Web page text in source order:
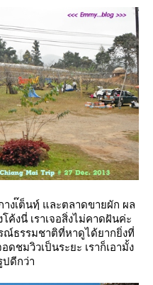
งเ๊ต็นทฺ์ และตลาดขายผัก ผล
ค้งนี่ เราเจอสิ่งไม่คาดฝันค่ะ
ณ์ธรรมชาติที่หาดูได้ยากยิ่งที่
ชมวิวเป็นระยะ เราก็เอามั้ง
ปดีกว่า